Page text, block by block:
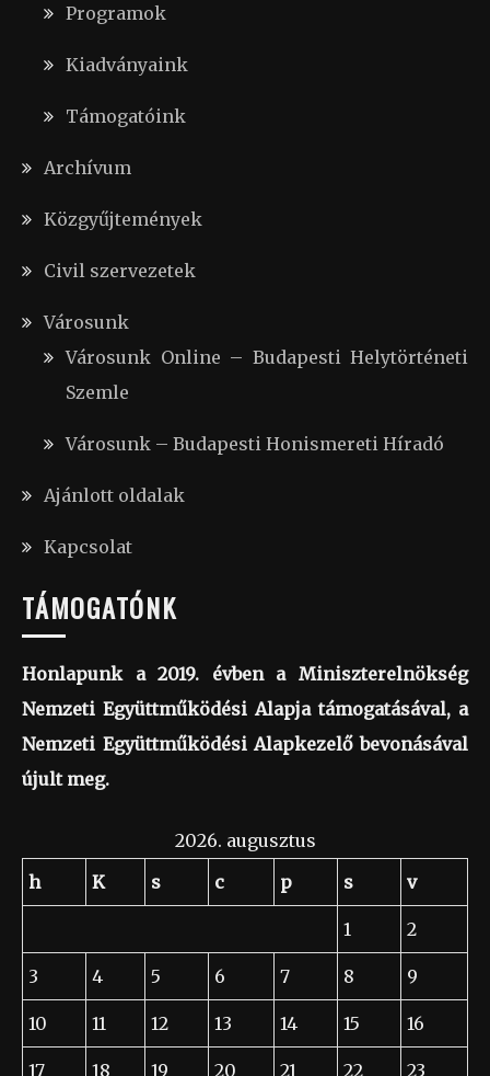
Programok
Kiadványaink
Támogatóink
Archívum
Közgyűjtemények
Civil szervezetek
Városunk
Városunk Online – Budapesti Helytörténeti
Szemle
Városunk – Budapesti Honismereti Híradó
Ajánlott oldalak
Kapcsolat
TÁMOGATÓNK
Honlapunk a 2019. évben a Miniszterelnökség
Nemzeti Együttműködési Alapja támogatásával, a
Nemzeti Együttműködési Alapkezelő bevonásával
újult meg.
2026. augusztus
h
K s c p s v
1 2
3 4 5 6 7 8 9
10 11 12 13 14 15 16
17 18 19 20 21 22 23